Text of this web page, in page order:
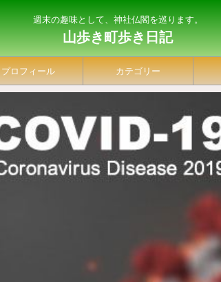
週末の趣味として、神社仏閣を巡ります。
山歩き町歩き日記
プロフィール カテゴリー